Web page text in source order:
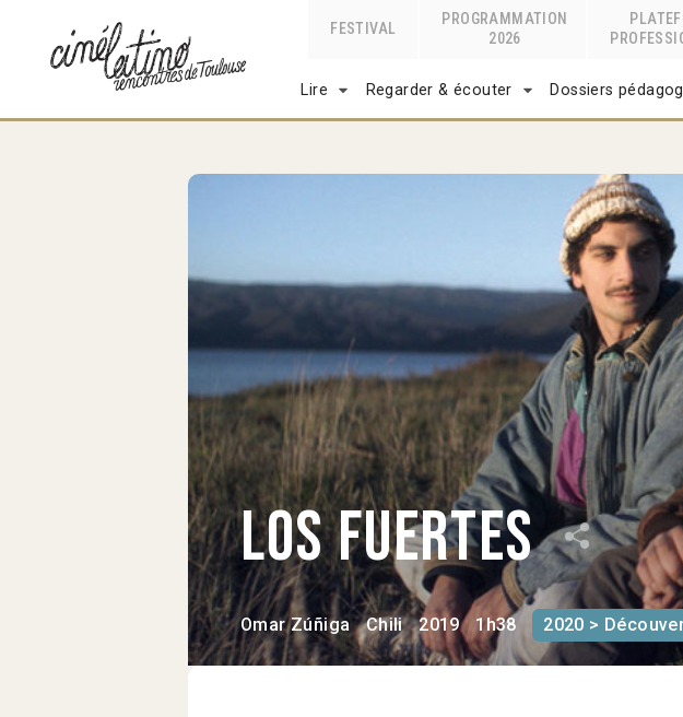
FESTIVAL
PROGRAMMATION
2026
Lire Regarder & écouter Dossiers
Los Fuertes
Omar Zúñiga Chili 2019 1h38 2020 >